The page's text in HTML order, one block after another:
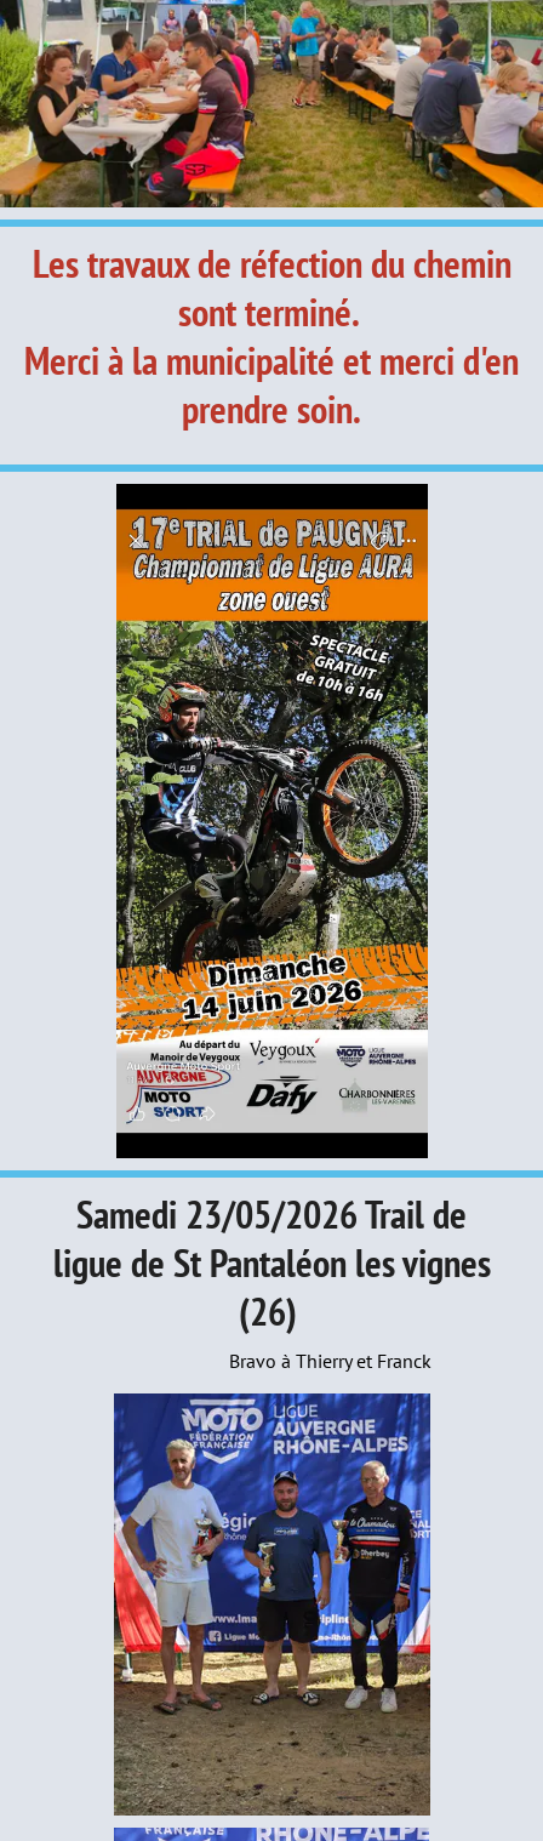
Les travaux de réfection du chemin
sont terminé.
Merci à la municipalité et merci d'en
prendre soin.
Samedi 23/05/2026 Trail de
ligue de St Pantaléon les vignes
(26)
Bravo à Thierry et Franck